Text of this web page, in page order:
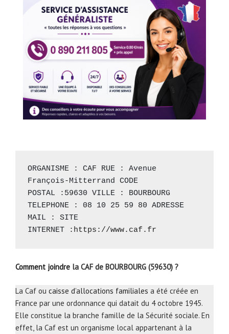
ORGANISME : CAF RUE : Avenue
François-Mitterrand CODE
POSTAL :59630 VILLE : BOURBOURG
TELEPHONE : 08 10 25 59 80 ADRESSE
MAIL : SITE
INTERNET : https://www.caf.fr
Comment joindre la CAF de BOURBOURG (59630) ?
La Caf ou caisse d’allocations familiales a été créée en
France par une ordonnance qui datait du 4 octobre 1945.
Elle constitue la branche famille de la Sécurité sociale. En
effet, la Caf est un organisme local appartenant à la